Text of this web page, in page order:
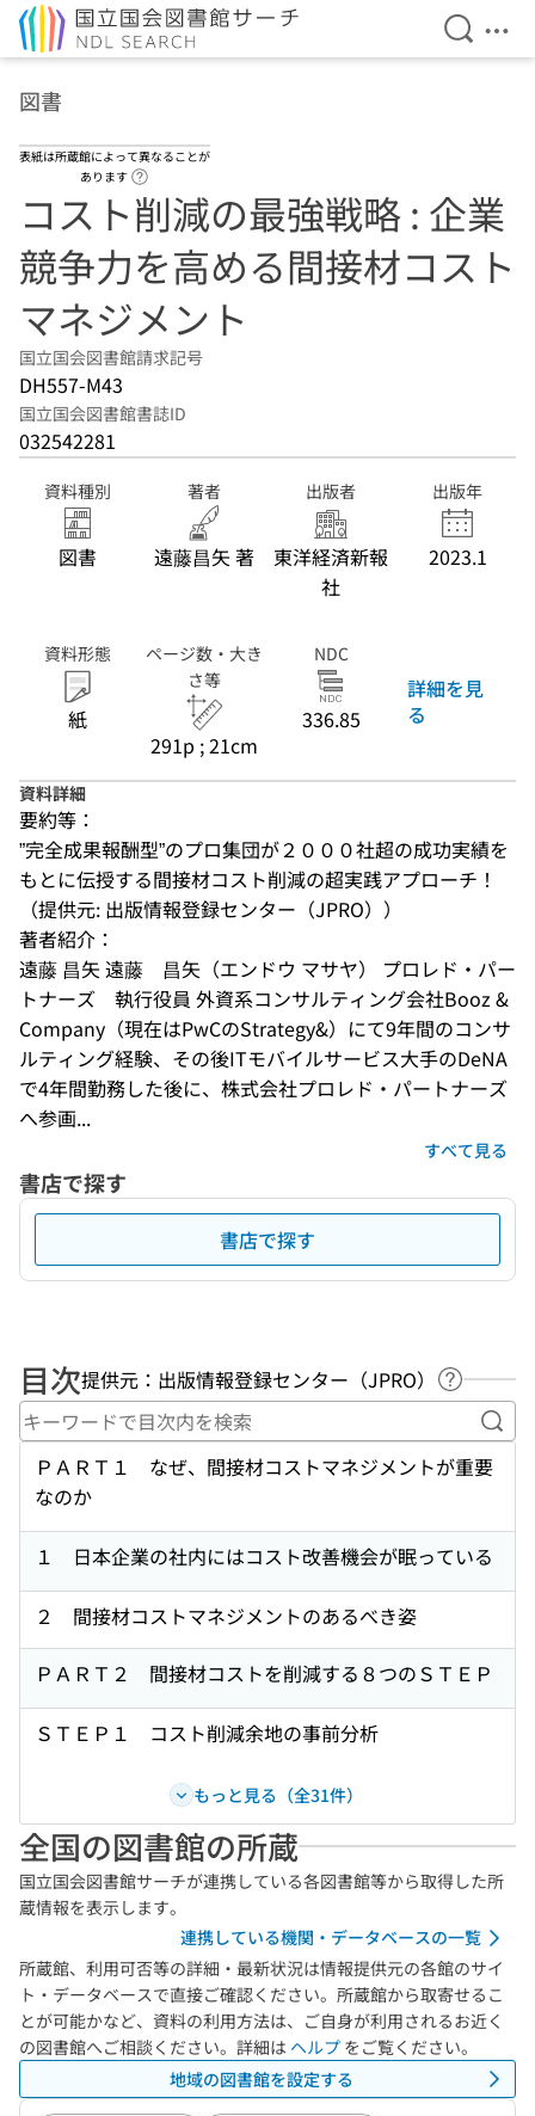
検索を
メ
図書
表紙は所蔵館によって異なることが
あります
コスト削減の最強戦略 : 企業
競争力を高める間接材コスト
マネジメント
国立国会図書館請求記号
DH557-M43
国立国会図書館書誌ID
032542281
資料種別
図書
著者
遠藤昌矢 著
出版者
東洋経済新報
社
出版年
2023.1
資料形態
紙
ページ数・大き
さ等
291p ; 21cm
NDC
336.85
詳細を見
る
資料詳細
要約等：
”完全成果報酬型”のプロ集団が２０００社超の成功実績を
もとに伝授する間接材コスト削減の超実践アプローチ！
（提供元: 出版情報登録センター（JPRO））
著者紹介：
遠藤 昌矢 遠藤　昌矢（エンドウ マサヤ） プロレド・パー
トナーズ　執行役員 外資系コンサルティング会社Booz &
Company（現在はPwCのStrategy&）にて9年間のコンサ
ルティング経験、その後ITモバイルサービス大手のDeNA
で4年間勤務した後に、株式会社プロレド・パートナーズ
へ参画...
すべて見る
書店で探す
書店で探す
目次提供元：出版情報登録センター（JPRO）
ヘルプペ
キ
ＰＡＲＴ１ なぜ、間接材コストマネジメントが重要
なのか
１ 日本企業の社内にはコスト改善機会が眠っている
２ 間接材コストマネジメントのあるべき姿
ＰＡＲＴ２ 間接材コストを削減する８つのＳＴＥＰ
ＳＴＥＰ１ コスト削減余地の事前分析
もっと見る（全31件）
全国の図書館の所蔵
国立国会図書館サーチが連携している各図書館等から取得した所
蔵情報を表示します。
連携している機関・データベースの一覧
所蔵館、利用可否等の詳細・最新状況は情報提供元の各館のサイ
ト・データベースで直接ご確認ください。所蔵館から取寄せるこ
とが可能かなど、資料の利用方法は、ご自身が利用されるお近く
の図書館へご相談ください。詳細は ヘルプ をご覧ください。
地域の図書館を設定する